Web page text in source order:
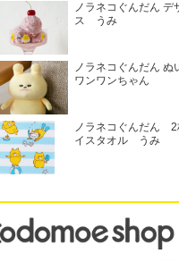
ノラネコぐんだん デ
ス うみ
ノラネコぐんだん
ワンワンちゃん
ノラネコぐんだん 2
イスタオル うみ